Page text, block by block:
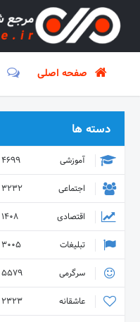
صفحه اصلی
دسته ها
آموزشی
4699
اجتماعی
3232
اقتصادی
1408
تبلیغات
3005
سرگرمی
5579
عاشقانه
2323